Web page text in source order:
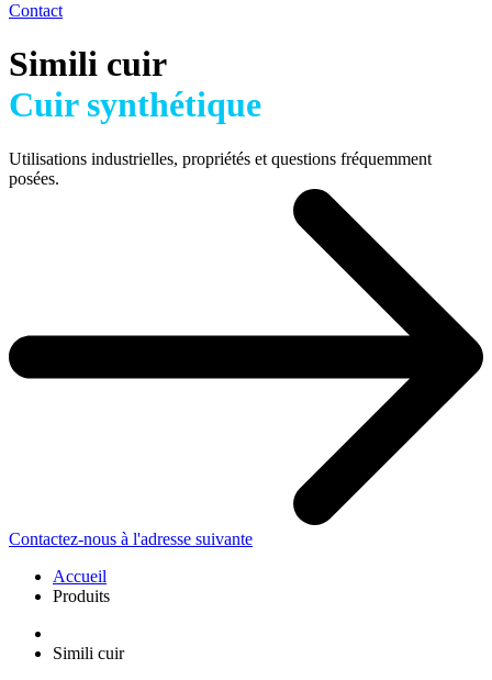
Contact
Simili cuir
Cuir synthétique
Utilisations industrielles, propriétés et questions fréquemment
posées.
Contactez-nous à l'adresse suivante
Accueil
Produits
Simili cuir